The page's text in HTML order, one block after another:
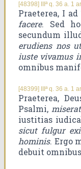
[48398] IIIª q. 36 a. 1
Praeterea, I
facere. Sed
secundum
erudiens nos
iuste vivamus
omnibus
[48399] IIIª q. 36 a. 1
Praeterea,
Psalmi,
iustitias
sicut fulgur
hominis. Ergo
debuit